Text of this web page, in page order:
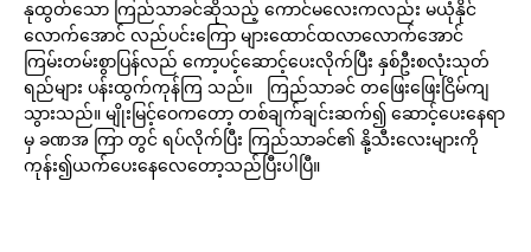
နုထွတ်သော ကြည်သာခင်ဆိုသည့် ကောင်မလေးကလည်း မယုံနိုင်
လောက်အောင် လည်ပင်းကြော များထောင်ထလာလောက်အောင်
ကြမ်းတမ်းစွာပြန်လည် ကော့ပင့်ဆောင့်ပေးလိုက်ပြီး နှစ်ဦးစလုံးသုတ်
ရည်များ ပန်းထွက်ကုန်ကြ သည်။ ကြည်သာခင် တဖြေးဖြေးငြိမ်ကျ
သွားသည်။ မျိုးမြင့်ဝေကတော့ တစ်ချက်ချင်းဆက်၍ ဆောင့်ပေးနေရာ
မှ ခဏအ ကြာ တွင် ရပ်လိုက်ပြီး ကြည်သာခင်၏ နို့သီးလေးများကို
ကုန်း၍ယက်ပေးနေလေတော့သည်ပြီးပါပြီ။